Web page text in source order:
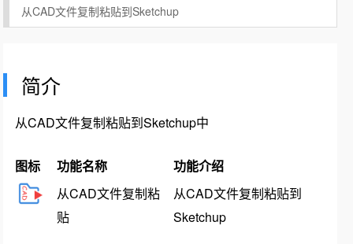
从CAD文件复制粘贴到Sketchup
简介
从CAD文件复制粘贴到Sketchup中
图标 功能名称
功能介绍
从CAD文件复制粘
贴
从CAD文件复制粘贴到
Sketchup